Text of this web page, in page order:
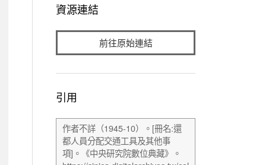
資源連結
前往原始連結
引用